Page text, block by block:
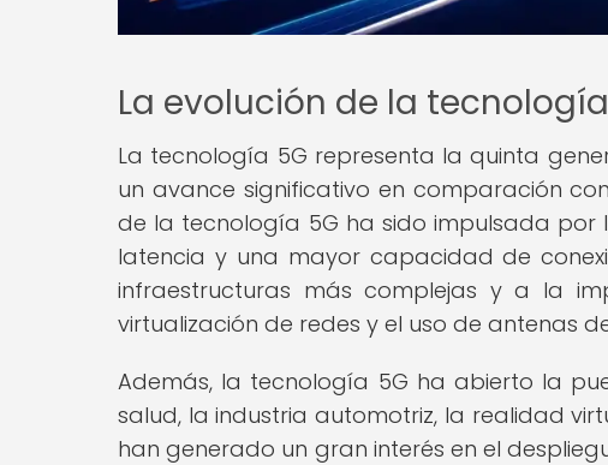
La evolución de la
La tecnología 5G representa la quinta
un avance significativo en comparación
de la tecnología 5G ha sido impulsada
latencia y una mayor capacidad de
infraestructuras más complejas y a la
virtualización de redes y el uso de antenas
Además, la tecnología 5G ha abierto la
salud, la industria automotriz, la realidad
han generado un gran interés en el